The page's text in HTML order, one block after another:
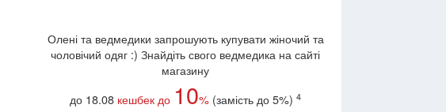
Олені та ведмедики запрошують купувати жіночий та
чоловічий одяг :) Знайдіть свого ведмедика на сайті
магазину
до 18.08 кешбек до 10% (замість до 5%)4